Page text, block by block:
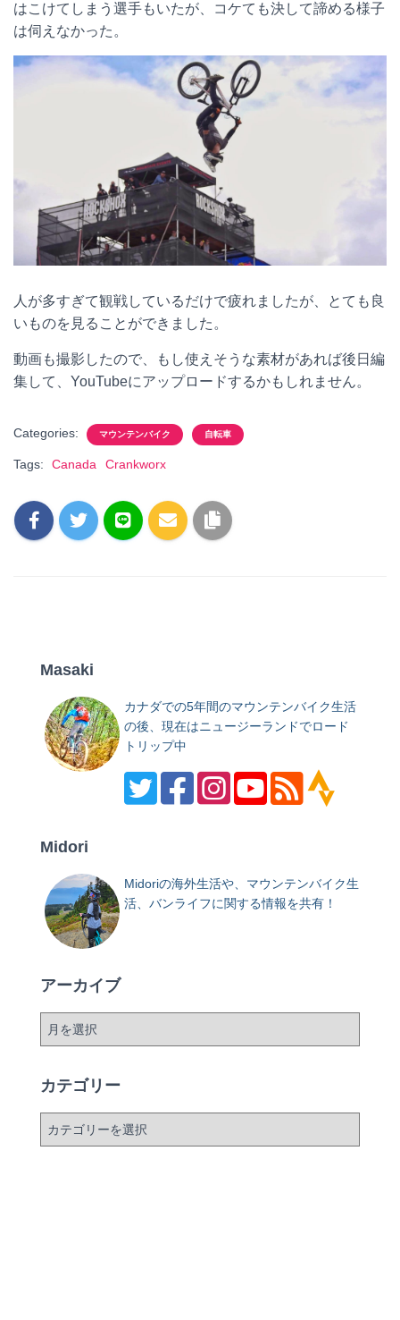
はこけてしまう選手もいたが、コケても決して諦める様子
は伺えなかった。
人が多すぎて観戦しているだけで疲れましたが、とても良
いものを見ることができました。
動画も撮影したので、もし使えそうな素材があれば後日編
集して、YouTubeにアップロードするかもしれません。
Categories: マウンテンバイク 自転車
Tags: Canada Crankworx
Masaki
カナダでの5年間のマウンテンバイク生活
の後、現在はニュージーランドでロード
トリップ中
Midori
Midoriの海外生活や、マウンテンバイク生
活、バンライフに関する情報を共有！
アーカイブ
ア
ー
イ
カテゴリー
テ